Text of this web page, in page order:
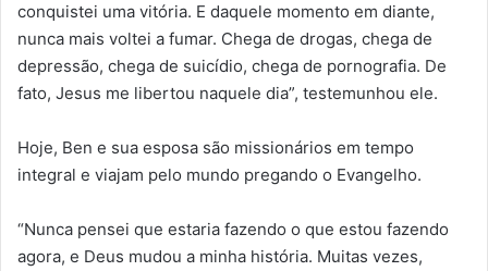
conquistei uma vitória. E daquele momento em diante,
nunca mais voltei a fumar. Chega de drogas, chega de
depressão, chega de suicídio, chega de pornografia. De
fato, Jesus me libertou naquele dia”, testemunhou ele.
Hoje, Ben e sua esposa são missionários em tempo
integral e viajam pelo mundo pregando o Evangelho.
“Nunca pensei que estaria fazendo o que estou fazendo
agora, e Deus mudou a minha história. Muitas vezes,